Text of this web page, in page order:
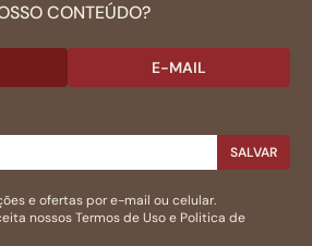
CONTEÚDO?
E-MAIL
SALVAR
e ofertas por e-mail ou celular.
nossosTermos de Usoe Politica de